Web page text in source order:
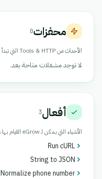
محفزات0
الأحداث من Tools & HTTP التي تبدأ عملية أتمتة.
لا توجد مشغلات متاحة بعد.
أفعال3
الأشياء التي يمكن لـ eGrow القيام بها داخل Tools & HTTP.
Run cURL
String to JSON
Normalize phone number